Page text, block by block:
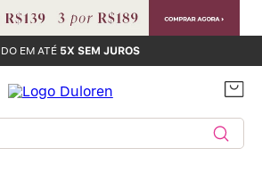
EM ATÉ 5X SEM JUROS